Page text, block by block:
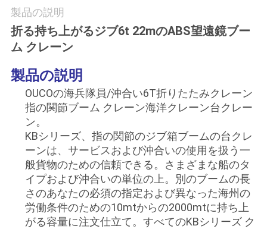
ツ
ア
ー
製品の説明
折る持ち上がるジブ6t 22mのABS望遠鏡ブー
ム クレーン
製品の説明
OUCOの海兵隊員/沖合い6T折りたたみクレーン
指の関節ブーム クレーン海洋クレーン台クレー
ン。
KBシリーズ、指の関節のジブ箱ブームの台クレ
ーンは、サービスおよび沖合いの使用を扱う一
般貨物のための信頼できる。さまざまな船のタ
イプおよび沖合いの単位の上。別のブームの長
さのあなたの必須の指定および異なった海州の
労働条件のための10mtからの2000mtに持ち上
がる容量に注文仕立て。すべてのKBシリーズ ク